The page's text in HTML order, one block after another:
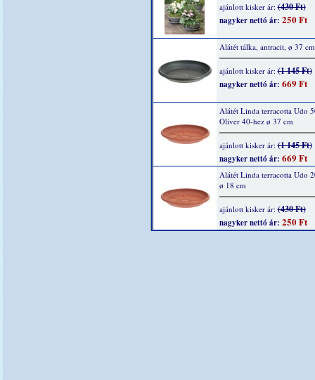
ajánlott kisker ár:(430 Ft)
nagyker nettó ár: 250 Ft
Alátét tálka, antracit, ø 37 cm
ajánlott kisker ár:(1 145 Ft)
nagyker nettó ár: 669 Ft
Alátét Linda terracotta Udo
Oliver 40-hez ø 37 cm
ajánlott kisker ár:(1 145 Ft)
nagyker nettó ár: 669 Ft
Alátét Linda terracotta Udo
ø 18 cm
ajánlott kisker ár:(430 Ft)
nagyker nettó ár: 250 Ft